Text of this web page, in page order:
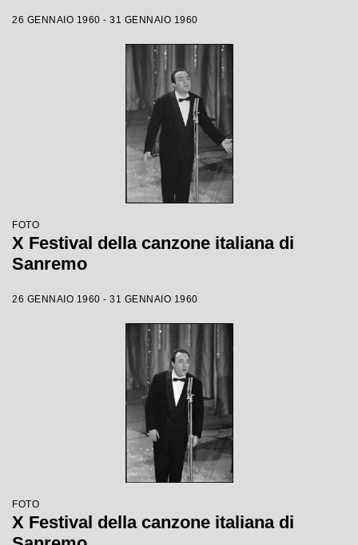
26 GENNAIO 1960 - 31 GENNAIO 1960
FOTO
X Festival della canzone italiana di
Sanremo
26 GENNAIO 1960 - 31 GENNAIO 1960
FOTO
X Festival della canzone italiana di